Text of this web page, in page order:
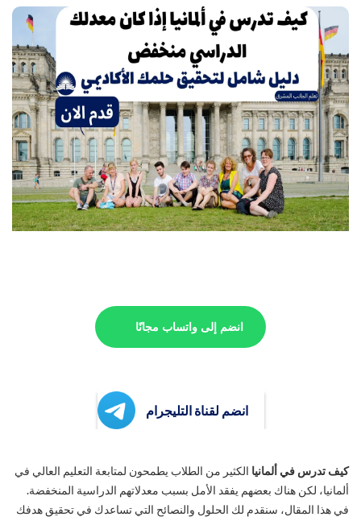
انضم إلى واتساب مجانًا
انضم لقناة التليجرام
كيف تدرس في ألمانيا الكثير من الطلاب يطمحون لمتابعة التعليم العالي في
ألمانيا، لكن هناك بعضهم يفقد الأمل بسبب معدلاتهم الدراسية المنخفضة.
في هذا المقال، سنقدم لك الحلول والنصائح التي تساعدك في تحقيق هدفك